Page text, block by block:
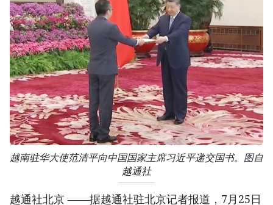
越南驻华大使范清平向中国国家主席习近平递交国书。图自
越通社
越通社北京 ——据越通社驻北京记者报道，7月25日